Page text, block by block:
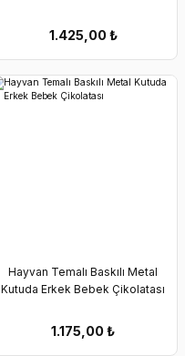
1.425,00₺
Hayvan Temalı Baskılı Metal
Kutuda Erkek Bebek Çikolatası
1.175,00₺